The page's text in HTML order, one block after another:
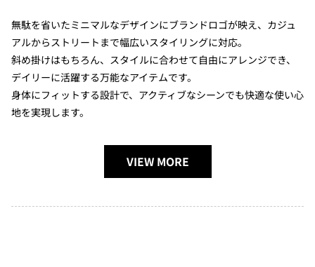
無駄を省いたミニマルなデザインにブランドロゴが映え、カジュ
アルからストリートまで幅広いスタイリングに対応。
斜め掛けはもちろん、スタイルに合わせて自由にアレンジでき、
デイリーに活躍する万能なアイテムです。
身体にフィットする設計で、アクティブなシーンでも快適な使い心
地を実現します。
VIEW MORE